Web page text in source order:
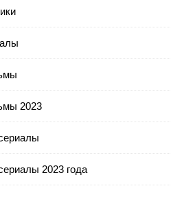
2023
2023 года